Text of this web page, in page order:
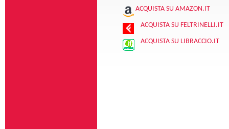
ACQUISTA SU AMAZON.IT
ACQUISTA SU FELTRINELLI.IT
ACQUISTA SU LIBRACCIO.IT